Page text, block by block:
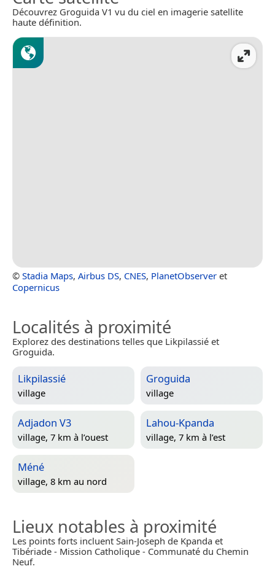
Découvrez Groguida V1 vu du ciel en imagerie satellite
haute définition.
© Stadia Maps, Airbus DS, CNES, PlanetObserver et
Copernicus
Localités à proximité
Explorez des destinations telles que Likpilassié et
Groguida.
Likpilassié
village
Groguida
village
Adjadon V3
village, 7 km à l’ouest
Lahou-Kpanda
village, 7 km à l’est
Méné
village, 8 km au nord
Lieux notables à proximité
Les points forts incluent Sain-Joseph de Kpanda et
Tibériade - Mission Catholique - Communaté du Chemin
Neuf.